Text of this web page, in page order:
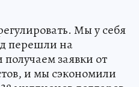
Мы у себя
перешли на
заявки от
и мы сэкономили